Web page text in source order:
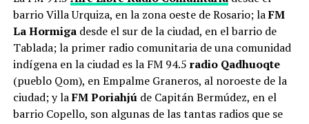
barrio Villa Urquiza, en la zona oeste de Rosario; laFM
La Hormigadesde el sur de la ciudad, en el barrio de
Tablada; la primer radio comunitaria de una comunidad
indígena en la ciudad es la FM 94.5 radio Qadhuoqte
(pueblo Qom), en Empalme Graneros, al noroeste de la
ciudad; y laFM Poriahjúde Capitán Bermúdez, en el
barrio Copello, son algunas de las tantas radios que se